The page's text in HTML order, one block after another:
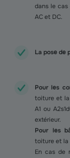
dans le cas
AC et DC.
La pose de
Pour les
toiture et la
A1 ou
extérieur.
Pour les
toiture et la
En cas de